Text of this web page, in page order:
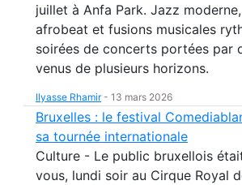
juillet à Anfa Park. Jazz
afrobeat et fusions musicales
soirées de concerts portées par
venus de plusieurs horizons.
Ilyasse Rhamir- 13 mars 2026
Bruxelles : le festival
sa tournée internationale
Culture - Le public bruxellois
vous, lundi soir au Cirque Royal